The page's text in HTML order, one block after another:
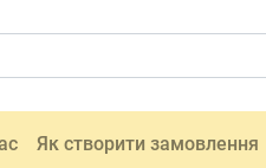
Як створити замовлення